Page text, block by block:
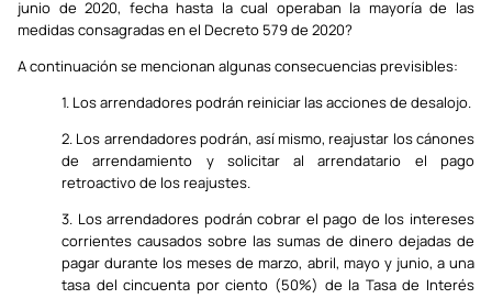
junio de 2020, fecha hasta la cual operaban la mayoría de las
medidas consagradas en el Decreto 579 de 2020?
A continuación se mencionan algunas consecuencias previsibles:
1. Los arrendadores podrán reiniciar las acciones de desalojo.
2. Los arrendadores podrán, así mismo, reajustar los cánones
de arrendamiento y solicitar al arrendatario el pago
retroactivo de los reajustes.
3. Los arrendadores podrán cobrar el pago de los intereses
corrientes causados sobre las sumas de dinero dejadas de
pagar durante los meses de marzo, abril, mayo y junio, a una
tasa del cincuenta por ciento (50%) de la Tasa de Interés